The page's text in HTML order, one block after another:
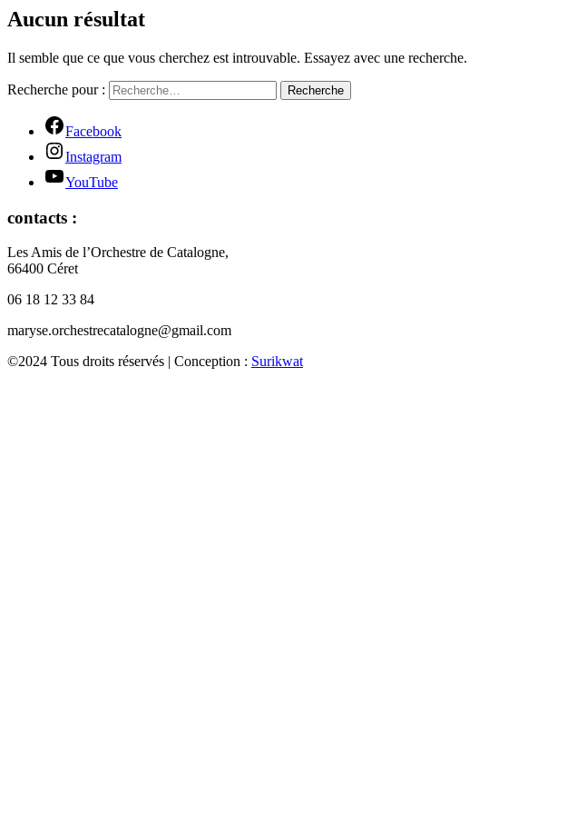
Aucun résultat
Il semble que ce que vous cherchez est introuvable. Essayez avec une recherche.
Recherche pour : Recherche
Facebook
Instagram
YouTube
contacts :
Les Amis de l’Orchestre de Catalogne,
66400 Céret
06 18 12 33 84
maryse.orchestrecatalogne@gmail.com
©2024 Tous droits réservés | Conception : Surikwat